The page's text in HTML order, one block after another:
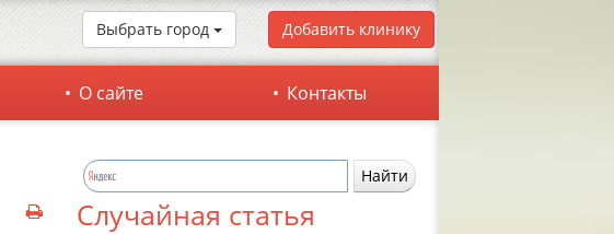
Случайная статья
Выбрать город Добавить клинику
О сайте Контакты